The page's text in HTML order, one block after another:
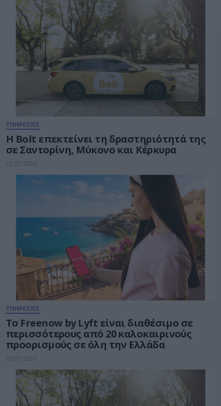
ΥΠΗΡΕΣΙΕΣ
Η Bolt επεκτείνει τη δραστηριότητά της
σε Σαντορίνη, Μύκονο και Κέρκυρα
22.07.2026
ΥΠΗΡΕΣΙΕΣ
Tο Freenow by Lyft είναι διαθέσιμο σε
περισσότερους από 20 καλοκαιρινούς
προορισμούς σε όλη την Ελλάδα
20.07.2026